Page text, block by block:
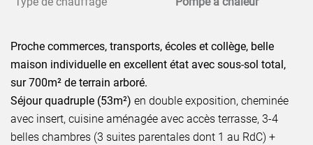
Proche commerces, transports, écoles et collège, belle
maison individuelle en excellent état avec sous-sol total,
sur 700m² de terrain arboré.
Séjour quadruple (53m²) en double exposition, cheminée
avec insert, cuisine aménagée avec accès terrasse, 3-4
belles chambres (3 suites parentales dont 1 au RdC) +